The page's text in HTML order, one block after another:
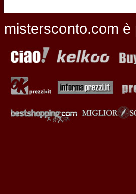
mistersconto.com è